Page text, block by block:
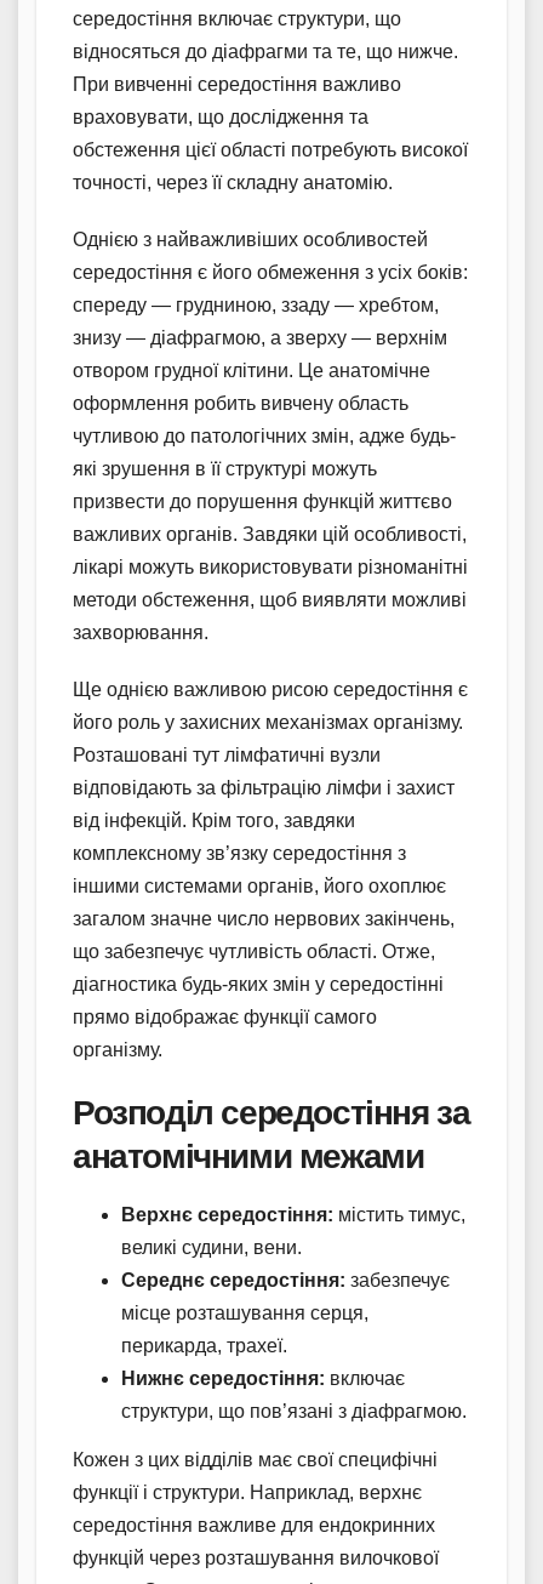
середостіння включає структури, що
відносяться до діафрагми та те, що нижче.
При вивченні середостіння важливо
враховувати, що дослідження та
обстеження цієї області потребують високої
точності, через її складну анатомію.
Однією з найважливіших особливостей
середостіння є його обмеження з усіх боків:
спереду — грудниною, ззаду — хребтом,
знизу — діафрагмою, а зверху — верхнім
отвором грудної клітини. Це анатомічне
оформлення робить вивчену область
чутливою до патологічних змін, адже будь-
які зрушення в її структурі можуть
призвести до порушення функцій життєво
важливих органів. Завдяки цій особливості,
лікарі можуть використовувати різноманітні
методи обстеження, щоб виявляти можливі
захворювання.
Ще однією важливою рисою середостіння є
його роль у захисних механізмах організму.
Розташовані тут лімфатичні вузли
відповідають за фільтрацію лімфи і захист
від інфекцій. Крім того, завдяки
комплексному зв’язку середостіння з
іншими системами органів, його охоплює
загалом значне число нервових закінчень,
що забезпечує чутливість області. Отже,
діагностика будь-яких змін у середостінні
прямо відображає функції самого
організму.
Розподіл середостіння за
анатомічними межами
Верхнє середостіння: містить тимус,
великі судини, вени.
Середнє середостіння: забезпечує
місце розташування серця,
перикарда, трахеї.
Нижнє середостіння: включає
структури, що пов’язані з діафрагмою.
Кожен з цих відділів має свої специфічні
функції і структури. Наприклад, верхнє
середостіння важливе для ендокринних
функцій через розташування вилочкової